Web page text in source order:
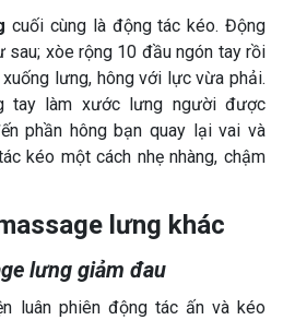
cuối cùng là động tác kéo. Động
sau; xòe rộng 10 đầu ngón tay rồi
lưng, hông với lực vừa phải.
tay làm xước lưng người được
phần hông bạn quay lại vai và
kéo một cách nhẹ nhàng, chậm
lưng khác
lưng giảm đau
luân phiên động tác ấn và kéo